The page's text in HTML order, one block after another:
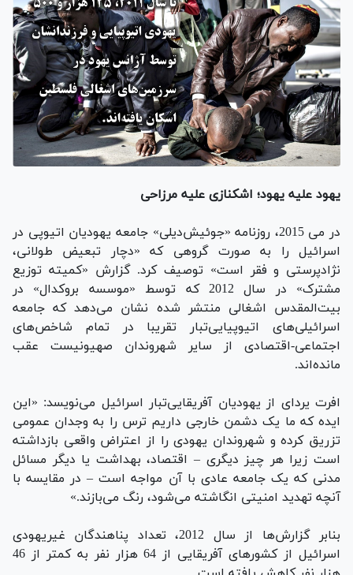
یهود علیه یهود؛ اشکنازی علیه مرزاحی
در می 2015، روزنامه «جوئیش‌دیلی» جامعه یهودیان اتیوپی در
اسرائیل را به صورت گروهی که «دچار تبعیض طولانی،
نژادپرستی و فقر است» توصیف کرد. گزارش «کمیته توزیع
مشترک» در سال 2012 که توسط «موسسه بروکدال» در
بیت‌المقدس اشغالی منتشر شده نشان می‌دهد که جامعه
اسرائیلی‌های اتیوپیایی‌تبار تقریبا در تمام شاخص‌های
اجتماعی-اقتصادی از سایر شهروندان صهیونیست عقب
مانده‌اند.
افرت یردای از یهودیان آفریقایی‌تبار اسرائیل می‌نویسد: «این
ایده که ما یک دشمن خارجی داریم ترس را به وجدان عمومی
تزریق کرده و شهروندان یهودی را از اعتراض واقعی بازداشته
است زیرا هر چیز دیگری – اقتصاد، بهداشت یا دیگر مسائل
مدنی که یک جامعه عادی با آن مواجه است – در مقایسه با
آنچه تهدید امنیتی انگاشته می‌شود، رنگ می‌بازند.»
بنابر گزارش‌ها از سال 2012، تعداد پناهندگان غیریهودی
اسرائیل از کشورهای آفریقایی از 64 هزار نفر به کمتر از 46